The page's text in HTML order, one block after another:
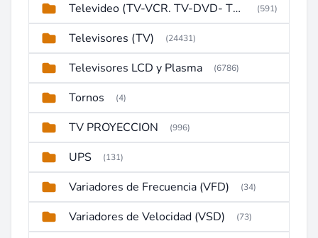
Televideo (TV-VCR. TV-DVD- TV-DVD-VCR) (591)
Televisores (TV) (24431)
Televisores LCD y Plasma (6786)
Tornos (4)
TV PROYECCION (996)
UPS (131)
Variadores de Frecuencia (VFD) (34)
Variadores de Velocidad (VSD) (73)